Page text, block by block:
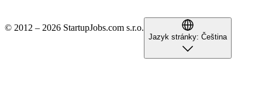
© 2012 – 2026 StartupJobs.com s.r.o.
Jazyk stránky: Čeština